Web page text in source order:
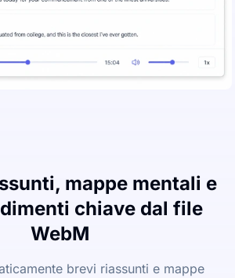
mappe mentali e
chiave dal file
WebM
brevi riassunti e mappe